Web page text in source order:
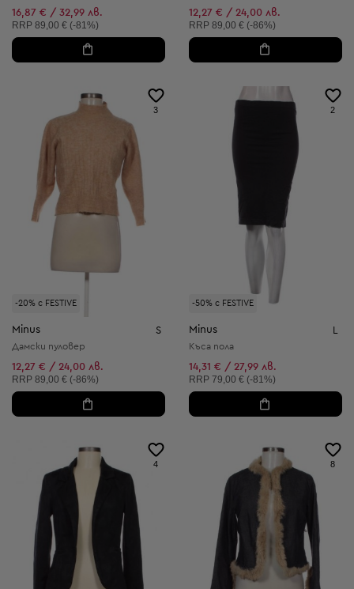
16,87 € / 32,99 лв.
Препоръчителна цена:
RRP 89,00 € (-81%)
12,27 € / 24,00 лв.
Препоръчителна цена:
RRP 89,00 € (-86%)
-20% с FESTIVE
3
Minus S
Дамски пуловер
12,27 € / 24,00 лв.
Препоръчителна цена:
RRP 89,00 € (-86%)
-50% с FESTIVE
2
Minus L
Къса пола
14,31 € / 27,99 лв.
Препоръчителна цена:
RRP 79,00 € (-81%)
4 8